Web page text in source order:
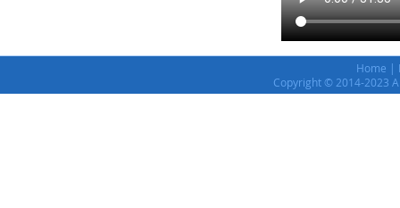
Home |
Copyright © 2014-2023